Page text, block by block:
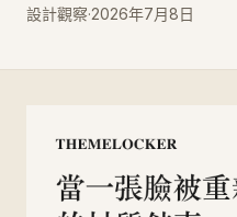
設計觀察·2026年7月8日